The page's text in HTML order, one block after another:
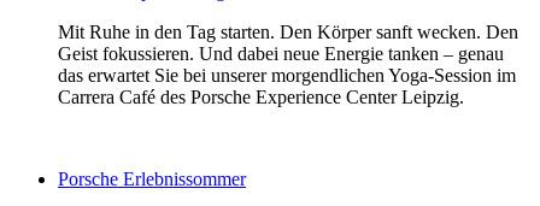
Mit Ruhe in den Tag starten. Den Körper sanft wecken. Den
Geist fokussieren. Und dabei neue Energie tanken – genau
das erwartet Sie bei unserer morgendlichen Yoga-Session im
Carrera Café des Porsche Experience Center Leipzig.
Porsche Erlebnissommer